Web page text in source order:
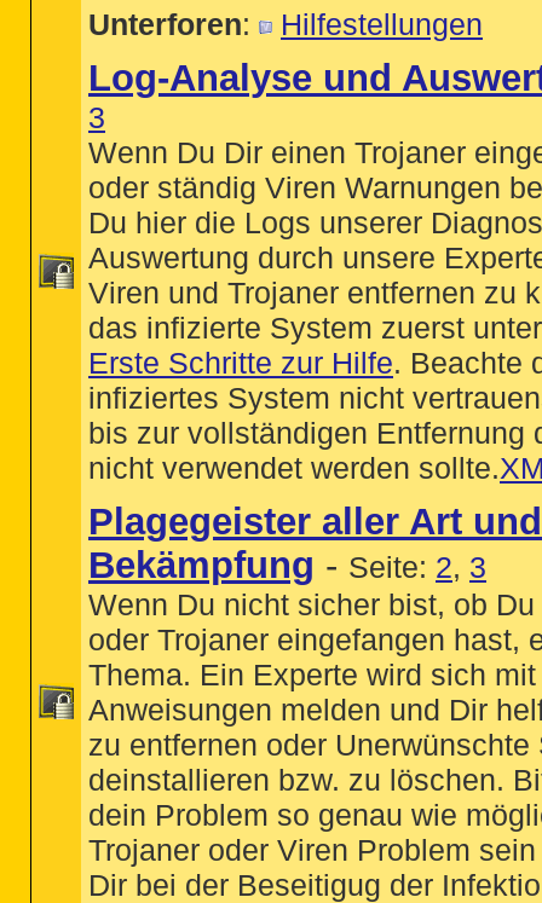
Unterforen: Hilfestellungen
Log-Analyse und
3
Wenn Du Dir einen Trojaner
oder ständig Viren Warnungen
Du hier die Logs unserer
Auswertung durch unsere
Viren und Trojaner entfernen zu
das infizierte System zuerst
Erste Schritte zur Hilfe. Beachte
infiziertes System nicht
bis zur vollständigen Entfernung
nicht verwendet werden sollte.
Plagegeister aller Art
Bekämpfung - Seite: 2, 3
Wenn Du nicht sicher bist, ob
oder Trojaner eingefangen hast,
Thema. Ein Experte wird sich
Anweisungen melden und Dir
zu entfernen oder Unerwünschte
deinstallieren bzw. zu löschen.
dein Problem so genau wie
Trojaner oder Viren Problem
Dir bei der Beseitigug der